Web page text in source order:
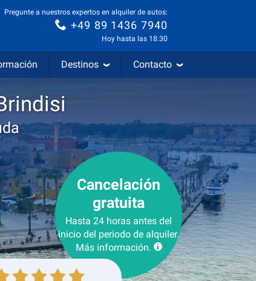
Pregunte a nuestros expertos en alquiler de autos:
+49 89 1436 7940
Hoy hasta las 18:30
Destinos Contacto
Cancelación
gratuita
Hasta 24 horas antes del
inicio del periodo de alquiler.
Más información.